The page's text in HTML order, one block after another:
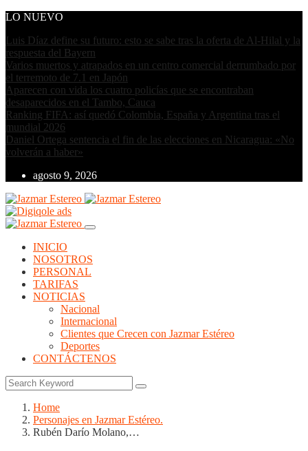
LO NUEVO
Luis Díaz define su futuro: esto se sabe tras la oferta de Al-Hilal y la
respuesta del Bayern
Varios muertos y atrapados en un centro comercial derrumbado por
el terremoto de 7.1 en Japón
Aparecen con vida los cuatro policías que se encontraban
desaparecidos en el Tambo, Cauca
Ranking FIFA: así quedó Colombia, España y Argentina tras el
mundial 2026
Daniel Ortega sentencia el fin de las elecciones en Nicaragua: «No
volverán a haber»
agosto 9, 2026
INICIO
NOSOTROS
PERSONAL
TARIFAS
NOTICIAS
Nacional
Internacional
Clientes que Crecen con Jazmar Estéreo
Deportes
CONTÁCTENOS
Home
Personajes en Jazmar Estéreo.
Rubén Darío Molano,…